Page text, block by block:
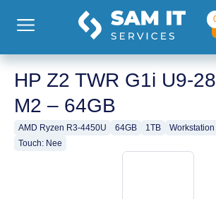
HP Z2 TWR G1i U9-
M2 – 64GB
AMD Ryzen R3-4450U 64GB 1TB
Touch: Nee